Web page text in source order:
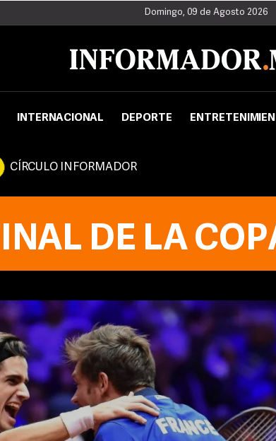
Domingo, 09 de Agosto 2026
INTERNACIONAL DEPORTE
CÍRCULO INFORMADOR
DE LA